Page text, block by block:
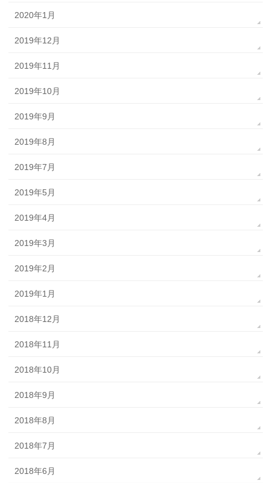
2020年1月
2019年12月
2019年11月
2019年10月
2019年9月
2019年8月
2019年7月
2019年5月
2019年4月
2019年3月
2019年2月
2019年1月
2018年12月
2018年11月
2018年10月
2018年9月
2018年8月
2018年7月
2018年6月